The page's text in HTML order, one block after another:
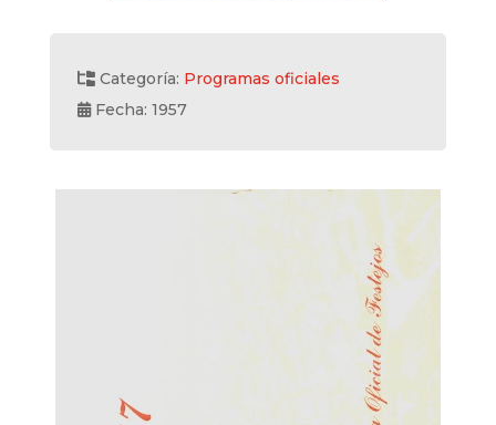
Categoría: Programas oficiales
Fecha: 1957